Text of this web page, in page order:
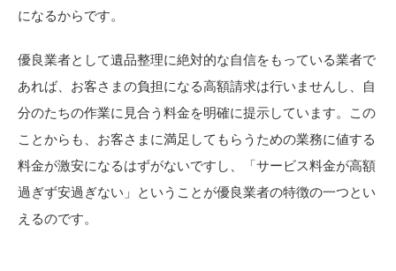
になるからです。
優良業者として遺品整理に絶対的な自信をもっている業者で
あれば、お客さまの負担になる高額請求は行いませんし、自
分のたちの作業に見合う料金を明確に提示しています。この
ことからも、お客さまに満足してもらうための業務に値する
料金が激安になるはずがないですし、「サービス料金が高額
過ぎず安過ぎない」ということが優良業者の特徴の一つとい
えるのです。